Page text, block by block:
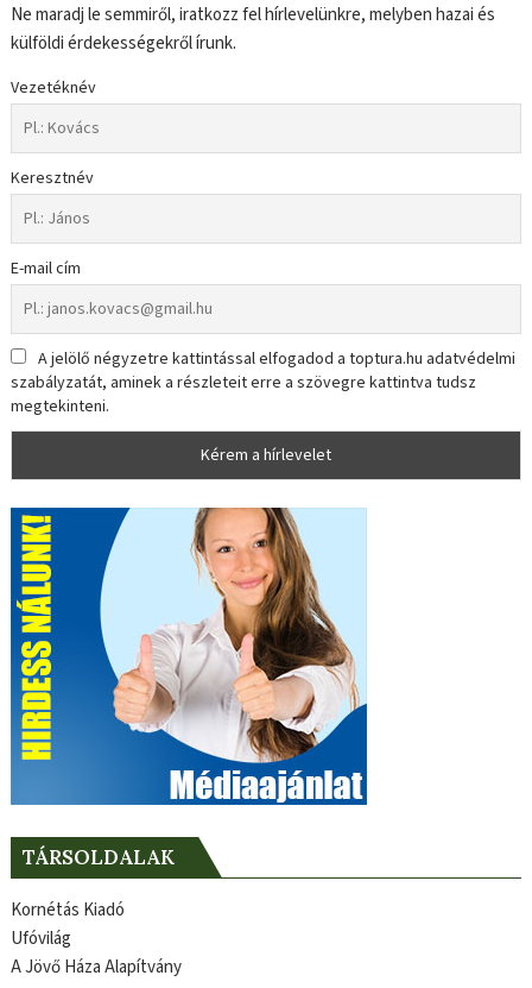
Ne maradj le semmiről, iratkozz fel hírlevelünkre, melyben hazai és
külföldi érdekességekről írunk.
Vezetéknév
Keresztnév
E-mail cím
A jelölő négyzetre kattintással elfogadod a toptura.hu adatvédelmi
szabályzatát, aminek a részleteit erre a szövegre kattintva tudsz
megtekinteni.
TÁRSOLDALAK
Kornétás Kiadó
Ufóvilág
A Jövő Háza Alapítvány